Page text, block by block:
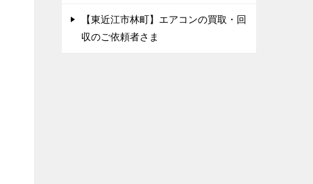
【東近江市林町】エアコンの買取・回
収のご依頼者さま